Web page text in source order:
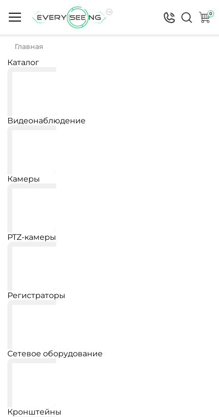
0
Главная
Каталог
Видеонаблюдение
Камеры
PTZ-камеры
Регистраторы
Сетевое оборудование
Кронштейны